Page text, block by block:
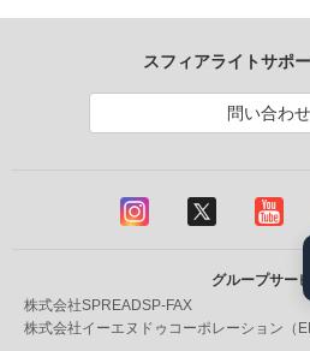
スフィアライトサポ
問い合わせ
グループサー
株式会社SPREADSP-FAX
株式会社イーエヌドゥコーポレーション（